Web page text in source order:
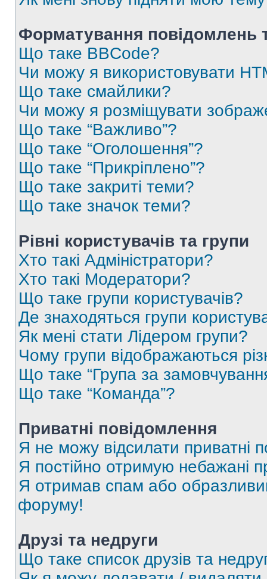
Форматування повідомлень
Що таке BBCode?
Чи можу я використовувати
Що таке смайлики?
Чи можу я розміщувати
Що таке “Важливо”?
Що таке “Оголошення”?
Що таке “Прикріплено”?
Що таке закриті теми?
Що таке значок теми?
Рівні користувачів та групи
Хто такі Адміністратори?
Хто такі Модератори?
Що таке групи користувачів?
Де знаходяться групи
Як мені стати Лідером групи?
Чому групи відображаються
Що таке “Група за
Що таке “Команда”?
Приватні повідомлення
Я не можу відсилати приватні
Я постійно отримую небажані
Я отримав спам або
форуму!
Друзі та недруги
Що таке список друзів та